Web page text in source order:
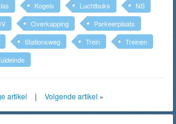
Kogels Luchtbuks
NS
Overkapping
Parkeerplaats
Stationsweg Trein
Treinen
artikel | Volgende artikel »